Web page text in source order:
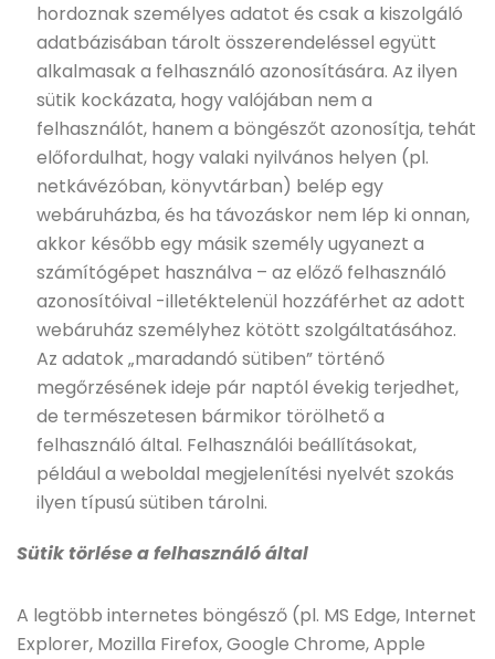
hordoznak személyes adatot és csak a kiszolgáló
adatbázisában tárolt összerendeléssel együtt
alkalmasak a felhasználó azonosítására. Az ilyen
sütik kockázata, hogy valójában nem a
felhasználót, hanem a böngészőt azonosítja, tehát
előfordulhat, hogy valaki nyilvános helyen (pl.
netkávézóban, könyvtárban) belép egy
webáruházba, és ha távozáskor nem lép ki onnan,
akkor később egy másik személy ugyanezt a
számítógépet használva – az előző felhasználó
azonosítóival -illetéktelenül hozzáférhet az adott
webáruház személyhez kötött szolgáltatásához.
Az adatok „maradandó sütiben” történő
megőrzésének ideje pár naptól évekig terjedhet,
de természetesen bármikor törölhető a
felhasználó által. Felhasználói beállításokat,
például a weboldal megjelenítési nyelvét szokás
ilyen típusú sütiben tárolni.
Sütik törlése a felhasználó által
A legtöbb internetes böngésző (pl. MS Edge, Internet
Explorer, Mozilla Firefox, Google Chrome, Apple